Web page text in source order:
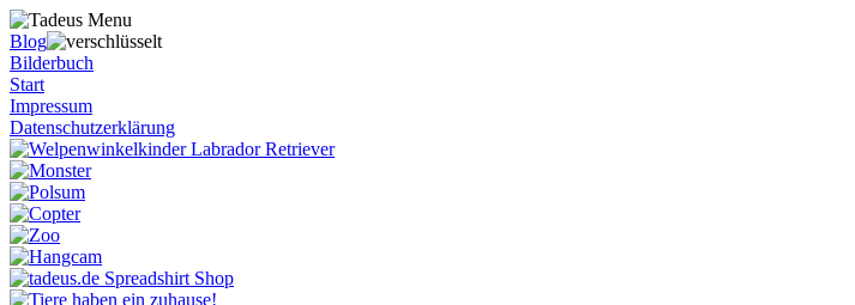
Blog
Bilderbuch
Start
Impressum
Datenschutzerklärung